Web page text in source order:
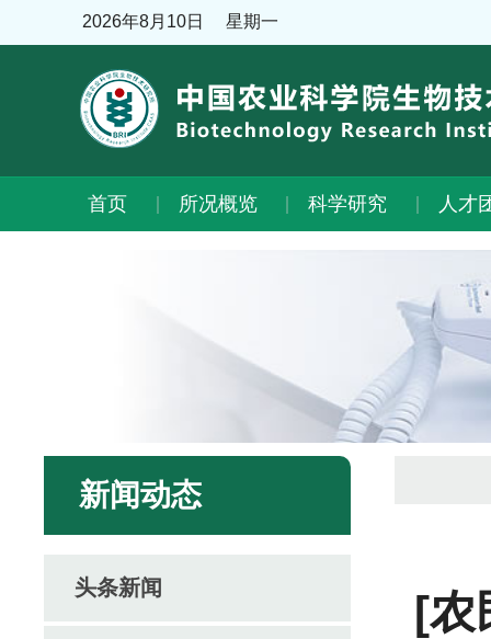
2026年8月10日 星期一
首页 所况概览 科学研究 人才
新闻动态
头条新闻 [农